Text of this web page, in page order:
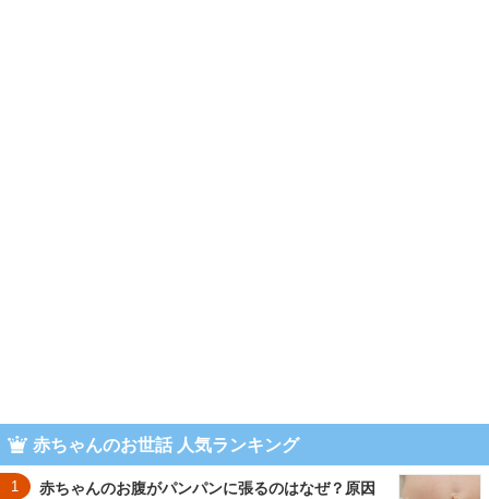
赤ちゃんのお世話 人気ランキング
1
赤ちゃんのお腹がパンパンに張るのはなぜ？原因